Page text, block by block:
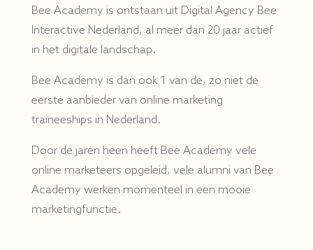
Bee Academy is ontstaan uit Digital Agency Bee
Interactive Nederland, al meer dan 20 jaar actief
in het digitale landschap.
Bee Academy is dan ook 1 van de, zo niet de
eerste aanbieder van online marketing
traineeships in Nederland.
Door de jaren heen heeft Bee Academy vele
online marketeers opgeleid, vele alumni van Bee
Academy werken momenteel in een mooie
marketingfunctie.